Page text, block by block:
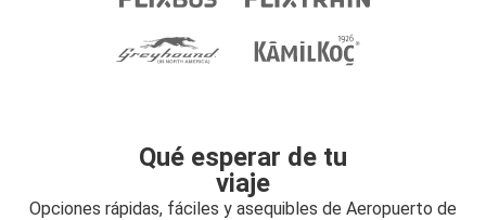
Qué esperar de tu
viaje
Opciones rápidas, fáciles y asequibles de Aeropuerto de